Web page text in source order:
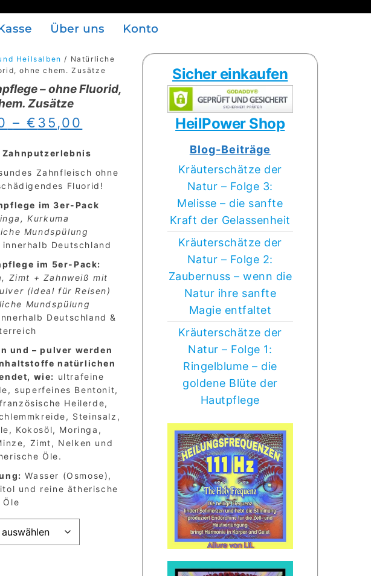
Über uns Konto
Heilsalben / Natürliche
ohne chem. Zusätze
– ohne Fluorid,
Zusätze
–€35,00
Preisspanne:
bis
€35,00
Zahnputzerlebnis
Zahnfleisch ohne
Fluorid!
im 3er-Pack
Kurkuma
Mundspülung
Deutschland
im 5er-Pack:
Zimt + Zahnweiß mit
(ideal für Reisen)
Mundspülung
Deutschland &
und – pulver werden
natürlichen
wie: ultrafeine
superfeines Bentonit,
Heilerde,
Steinsalz,
Kokosöl, Moringa,
Zimt, Nelken und
Öle.
Wasser (Osmose),
und reine ätherische
Öle
Sicher einkaufen
HeilPower Shop
Blog-Beiträge
Kräuterschätze der
Natur – Folge 3:
Melisse – die sanfte
Kraft der Gelassenheit
Kräuterschätze der
Natur – Folge 2:
Zaubernuss – wenn die
Natur ihre sanfte
Magie entfaltet
Kräuterschätze der
Natur – Folge 1:
Ringelblume – die
goldene Blüte der
Hautpflege